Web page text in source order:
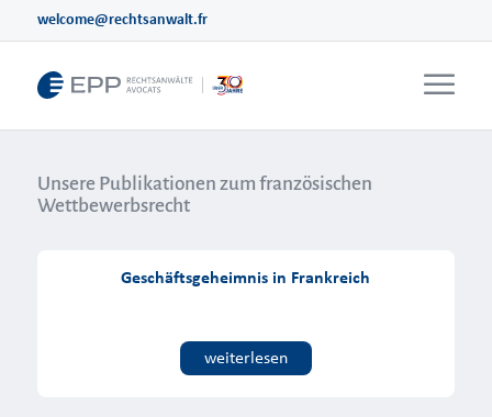
welcome@rechtsanwalt.fr
Unsere Publikationen zum französischen
Wettbewerbsrecht
Geschäftsgeheimnis in Frankreich
weiterlesen